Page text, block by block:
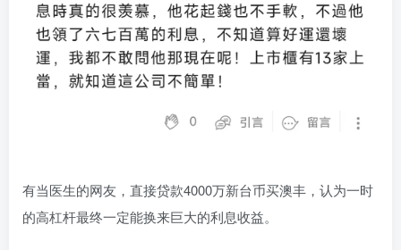
有当医生的网友，直接贷款4000万新台币买澳丰，认为一时
的高杠杆最终一定能换来巨大的利息收益。